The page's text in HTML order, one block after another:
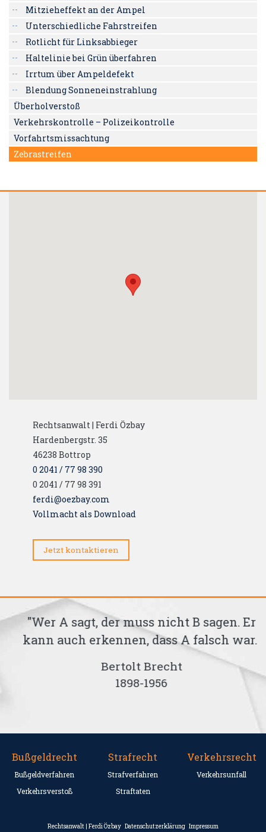
Mitzieheffekt an der Ampel
Unterschiedliche Fahrstreifen
Rotlicht für Linksabbieger
Haltelinie bei Grün überfahren
Irrtum über Ampeldefekt
Blendung Sonneneinstrahlung
Überholverstoß
Verkehrskontrolle – Polizeikontrolle
Vorfahrtsmissachtung
Zebrastreifen
Rechtsanwalt | Ferdi Özbay
Hardenbergstr. 35
46238 Bottrop
0 2041 / 77 98 390
0 2041 / 77 98 391
ferdi@oezbay.com
Vollmacht als Download
Jetzt kontaktieren
"Wer A sagt, der muss nicht B sagen. Er
kann auch erkennen, dass A falsch war."
Bertolt Brecht
1898-1956
Bußgeldrecht
Bußgeldverfahren
Verkehrsverstoß
Strafrecht
Strafverfahren
Straftaten
Verkehrsrecht
Verkehrsunfall
Rechtsanwalt | Ferdi Özbay Datenschutzerklärung Impressum